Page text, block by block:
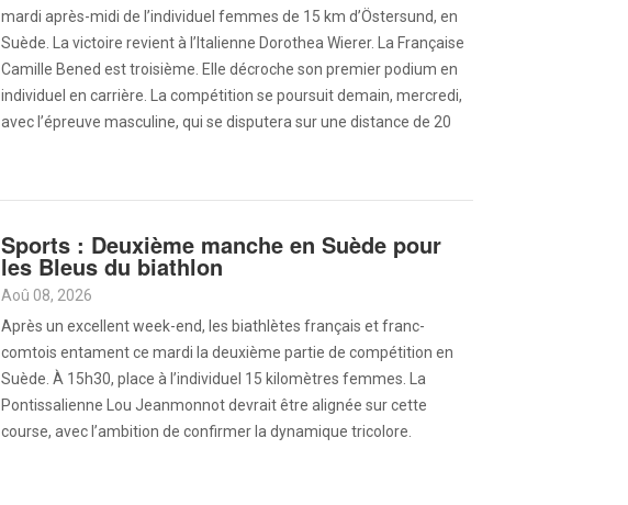
mardi après-midi de l’individuel femmes de 15 km d’Östersund, en
Suède. La victoire revient à l’Italienne Dorothea Wierer. La Française
Camille Bened est troisième. Elle décroche son premier podium en
individuel en carrière. La compétition se poursuit demain, mercredi,
avec l’épreuve masculine, qui se disputera sur une distance de 20
Sports : Deuxième manche en Suède pour
les Bleus du biathlon
Aoû 08, 2026
Après un excellent week-end, les biathlètes français et franc-
comtois entament ce mardi la deuxième partie de compétition en
Suède. À 15h30, place à l’individuel 15 kilomètres femmes. La
Pontissalienne Lou Jeanmonnot devrait être alignée sur cette
course, avec l’ambition de confirmer la dynamique tricolore.